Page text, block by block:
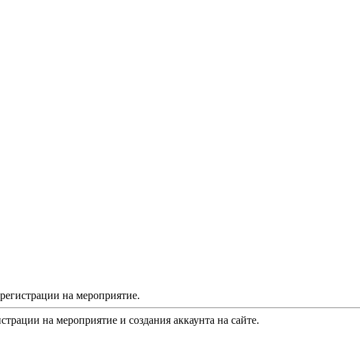
на мероприятие.
на мероприятие и создания аккаунта на сайте.